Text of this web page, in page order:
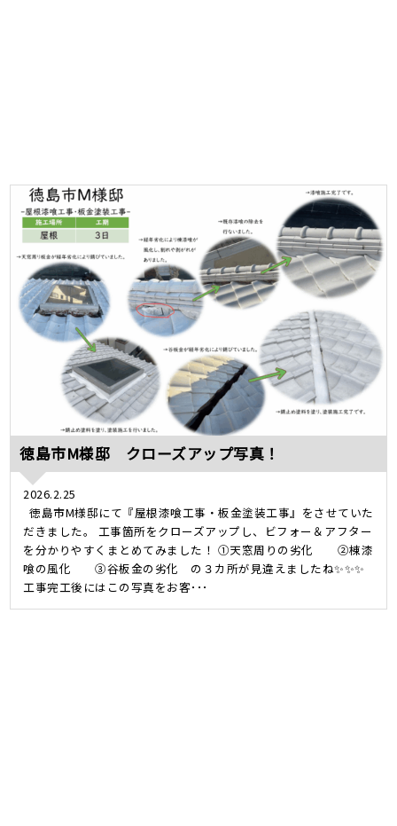
徳島市M様邸 クローズアップ写真！
2026.2.25
徳島市M様邸にて『屋根漆喰工事・板金塗装工事』をさせていた
だきました。 工事箇所をクローズアップし、ビフォー＆アフター
を分かりやすくまとめてみました！ ①天窓周りの劣化 ②棟漆
喰の風化 ③谷板金の劣化 の３カ所が見違えましたね✨✨✨
工事完工後にはこの写真をお客･･･